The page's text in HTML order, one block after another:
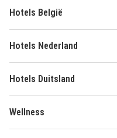
Hotels België
Hotels Nederland
Hotels Duitsland
Wellness